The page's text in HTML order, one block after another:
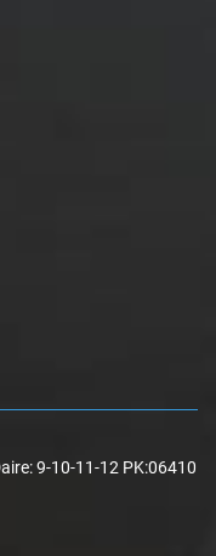
9-10-11-12 PK:06410